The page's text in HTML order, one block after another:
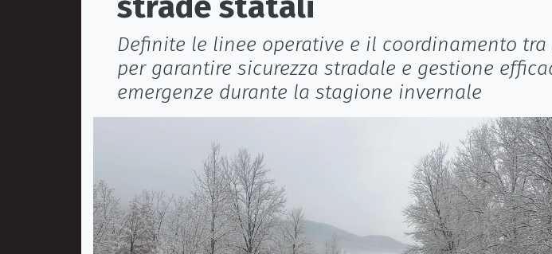
Definite le linee operative e il coordinamento
per garantire sicurezza stradale e gestione
emergenze durante la stagione invernale